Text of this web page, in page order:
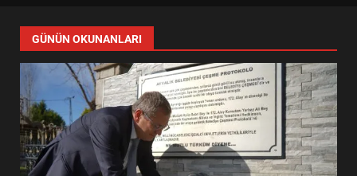
6
TURNUVASI KAYITLARI NEYİ
DEĞİŞTİRİYOR?
7
BURHANİYE BELEDİYESPOR’DA
YENİ YÖNETİM NASIL
ŞEKİLLENDİ?
GÜNÜN OKUNANLARI